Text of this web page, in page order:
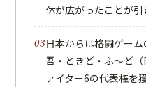
休が広がったことが
日本からは格闘ゲー
吾・ときど・ふ〜ど
ァイター6の代表権を